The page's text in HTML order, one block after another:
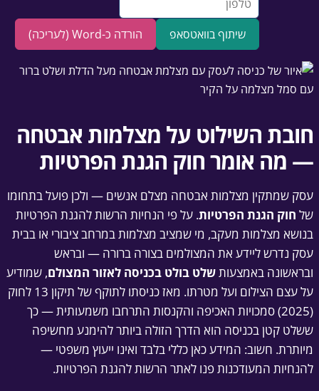
שיתוף בוואטסאפ הורדה כ-Word (לעריכה)
חובת השילוט על מצלמות אבטחה
— מה אומר חוק הגנת הפרטיות
עסק שמתקין מצלמות אבטחה מצלם אנשים — ולכן פועל בתחומו
של חוק הגנת הפרטיות. על פי הנחיות הרשות להגנת הפרטיות
בנושא מצלמות מעקב, מי שמציב מצלמות במרחב ציבורי או בבית
עסק נדרש ליידע את המצולמים בצורה ברורה — ובראש
ובראשונה באמצעותשלט בולט בכניסה לאזור המצולם, שמודיע
על עצם הצילום ועל מטרתו. מאז כניסתו לתוקף של תיקון 13 לחוק
(2025) סמכויות האכיפה והקנסות התרחבו משמעותית — כך
ששלט קטן בכניסה הוא הדרך הזולה ביותר להימנע מחשיפה
מיותרת. חשוב: המידע כאן כללי בלבד ואינו ייעוץ משפטי —
להנחיות המעודכנות פנו לאתר הרשות להגנת הפרטיות.